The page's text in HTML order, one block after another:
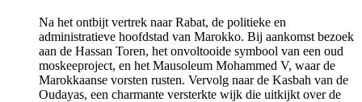
Na het ontbijt vertrek naar Rabat, de politieke en
administratieve hoofdstad van Marokko. Bij aankomst bezoek
aan de Hassan Toren, het onvoltooide symbool van een oud
moskeeproject, en het Mausoleum Mohammed V, waar de
Marokkaanse vorsten rusten. Vervolg naar de Kasbah van de
Oudayas, een charmante versterkte wijk die uitkijkt over de